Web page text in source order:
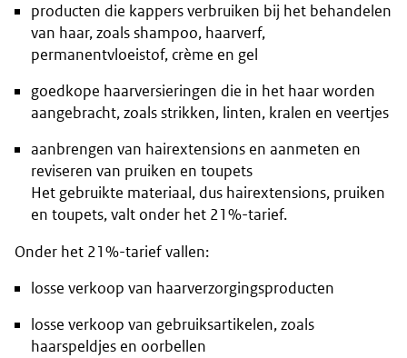
producten die kappers verbruiken bij het behandelen
van haar, zoals shampoo, haarverf,
permanentvloeistof, crème en gel
goedkope haarversieringen die in het haar worden
aangebracht, zoals strikken, linten, kralen en veertjes
aanbrengen van hairextensions en aanmeten en
reviseren van pruiken en toupets
Het gebruikte materiaal, dus hairextensions, pruiken
en toupets, valt onder het 21%-tarief.
Onder het 21%-tarief vallen:
losse verkoop van haarverzorgingsproducten
losse verkoop van gebruiksartikelen, zoals
haarspeldjes en oorbellen